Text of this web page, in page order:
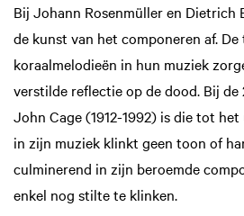
Bij Johann Rosenmüller en Dietrich
de kunst van het componeren af.
koraalmelodieën in hun muziek
verstilde reflectie op de dood. Bij de
John Cage (1912-1992) is die tot
in zijn muziek klinkt geen toon of
culminerend in zijn beroemde
enkel nog stilte te klinken.